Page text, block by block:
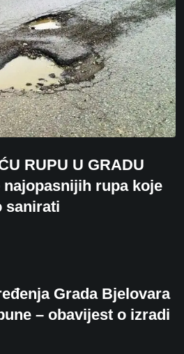
RUPU U GRADU
rupa koje
sanirati
Grada Bjelovara
– obavijest o izradi